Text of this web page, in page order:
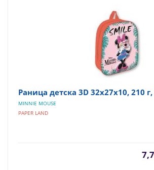
Раница детска 3D 32x27x10, 210
MINNIE MOUSE
PAPER LAND